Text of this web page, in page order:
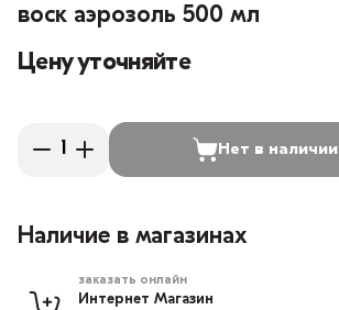
воск аэрозоль 500 мл
Цену уточняйте
Нет в наличии
Наличие в магазинах
заказать онлайн
Интернет Магазин